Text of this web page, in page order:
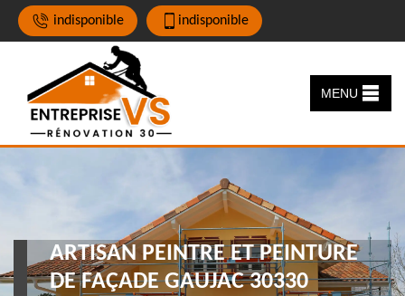
indisponible indisponible
MENU
ARTISAN PEINTRE ET PEINTURE
DE FAÇADE GAUJAC 30330